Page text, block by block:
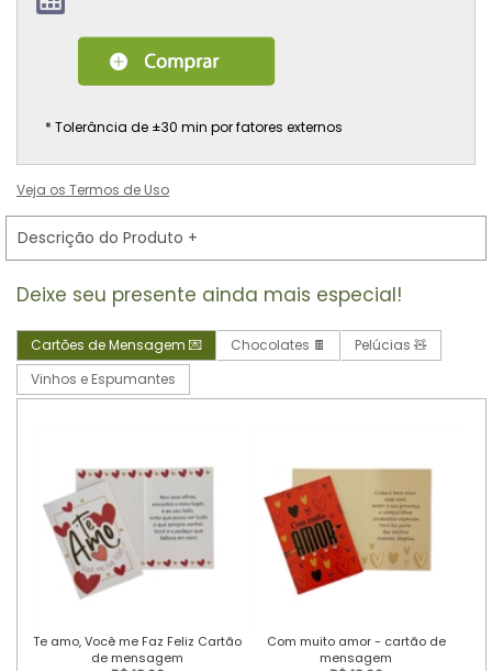
* Tolerância de ±30 min por fatores externos
Veja os Termos de Uso
Descrição do Produto +
Deixe seu presente ainda mais especial!
Cartões de Mensagem 💌 Chocolates 🍫
Pelúcias 🧸
Vinhos e Espumantes
Te amo, Você me Faz Feliz Cartão
de mensagem
Com muito amor - cartão de
mensagem